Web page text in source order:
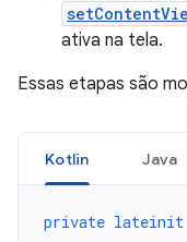
ativa na tela.
Essas etapas são
Kotlin Java
private lateinit